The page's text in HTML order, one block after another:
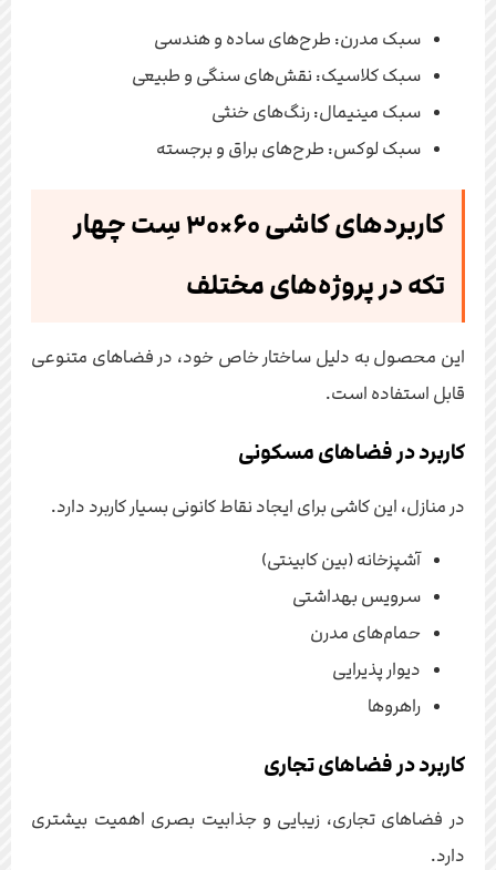
سبک مدرن: طرح‌های ساده و هندسی
سبک کلاسیک: نقش‌های سنگی و طبیعی
سبک مینیمال: رنگ‌های خنثی
سبک لوکس: طرح‌های براق و برجسته
کاربردهای کاشی ۶۰×۳۰ سِت چهار
تکه در پروژه‌های مختلف
این محصول به دلیل ساختار خاص خود، در فضاهای متنوعی
قابل استفاده است.
کاربرد در فضاهای مسکونی
در منازل، این کاشی برای ایجاد نقاط کانونی بسیار کاربرد دارد.
آشپزخانه (بین کابینتی)
سرویس بهداشتی
حمام‌های مدرن
دیوار پذیرایی
راهروها
کاربرد در فضاهای تجاری
در فضاهای تجاری، زیبایی و جذابیت بصری اهمیت بیشتری
دارد.